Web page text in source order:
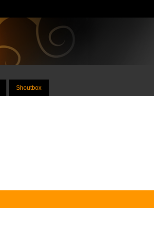
Shoutbox